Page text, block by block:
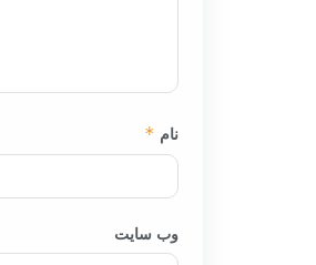
نام *
وب‌ سایت